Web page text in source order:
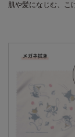
肌や髪になじむ、こ